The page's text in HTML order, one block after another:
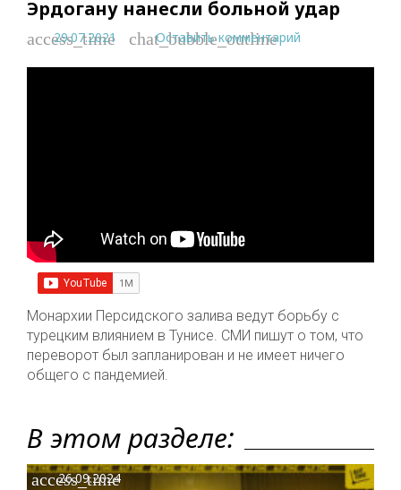
Эрдогану нанесли больной удар
access_time
29.07.2021 chat_bubble_outline
Оставить комментарий
Монархии Персидского залива ведут борьбу с
турецким влиянием в Тунисе. СМИ пишут о том, что
переворот был запланирован и не имеет ничего
общего с пандемией.
В этом разделе:
access_time
26.09.2024